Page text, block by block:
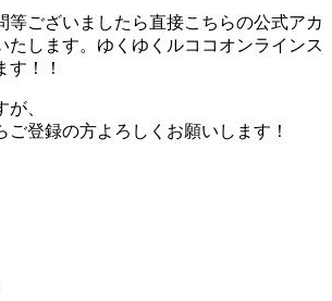
等ございましたら直接こちらの公式アカ
たします。ゆくゆくルココオンラインス
す！！
、
ご登録の方よろしくお願いします！